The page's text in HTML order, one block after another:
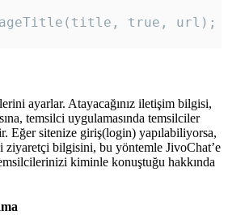
true, url);
ayarlar. Atayacağınız iletişim bilgisi,
temsilci uygulamasında temsilciler
Eğer sitenize giriş(login) yapılabiliyorsa,
ziyaretçi bilgisini, bu yöntemle JivoChat’e
kiminle konuştuğu hakkında